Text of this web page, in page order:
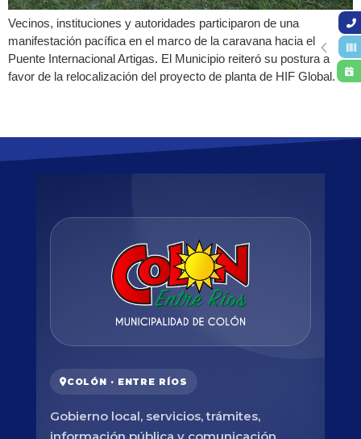
Vecinos, instituciones y autoridades participaron de una
manifestación pacífica en el marco de la caravana hacia el
Puente Internacional Artigas. El Municipio reiteró su postura a
favor de la relocalización del proyecto de planta de HIF Global.
COLÓN · ENTRE RÍOS
Gobierno local, servicios, trámites,